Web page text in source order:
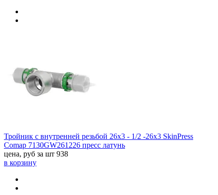
Тройник с внутренней резьбой 26x3 - 1/2 -26x3 SkinPress
Comap 7130GW261226 пресс латунь
цена, руб за шт 938
в корзину